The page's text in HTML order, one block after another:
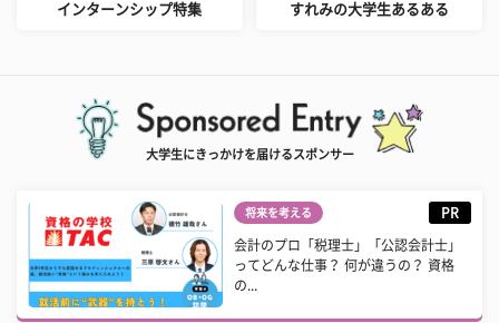
インターンシップ特集 すれみの大学生あるある
大学生にきっかけを届けるスポンサー
将来を考える PR
会計のプロ「税理士」「公認会計士」
ってどんな仕事？ 何が違うの？ 資格
の...